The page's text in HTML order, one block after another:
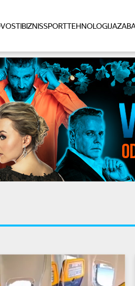
BIZNISSPORTTEHNOLOGIJA